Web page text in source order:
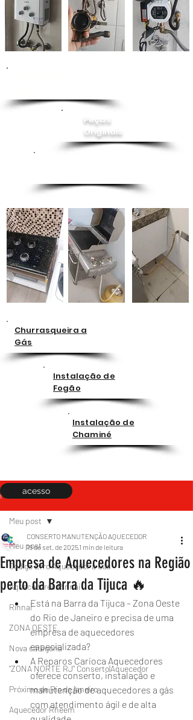
Peças
Originais
Churrasqueira a
Gás
Instalação de
Fogão
Instalação de
Chaminé
Post
Meu post
Código Erro Aquecedor a Gás
Aquecedores Rinnai
Rinnai
ZONA OESTE
Nova categoria
"ZONA NORTE RJ" Conserto|Aquecedor
Próximo de Rio de janeiro
Aquecedor Rheem
Meu post
Empresa de Aquecedores na Região
perto da Barra da Tijuca 🔥
CONSERTO MANUTENÇÃO AQUECEDOR
19 de set. de 20251 min de leitura
Está na Barra da Tijuca – Zona Oeste
do Rio de Janeiro e precisa de uma
empresa de aquecedores
especializada?
A Reparos Carioca Aquecedores
oferece conserto, instalação e
manutenção de aquecedores a gás
com atendimento ágil e de alta
acesso